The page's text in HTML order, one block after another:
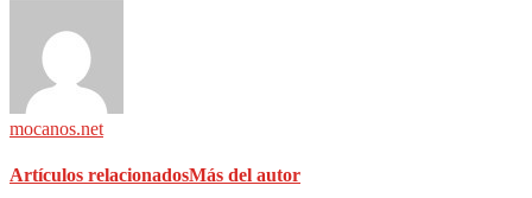
mocanos.net
Artículos relacionadosMás del autor